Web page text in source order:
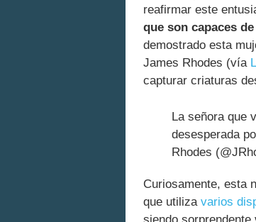
reafirmar este
que son capaces
demostrado esta
James Rhodes (vía
capturar criaturas
La señora que
desesperada
Rhodes
Curiosamente, esta
que utiliza varios
siendo